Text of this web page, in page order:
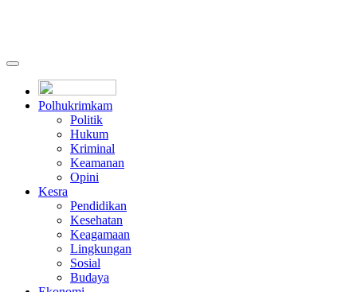
Polhukrimkam
Politik
Hukum
Kriminal
Keamanan
Opini
Kesra
Pendidikan
Kesehatan
Keagamaan
Lingkungan
Sosial
Budaya